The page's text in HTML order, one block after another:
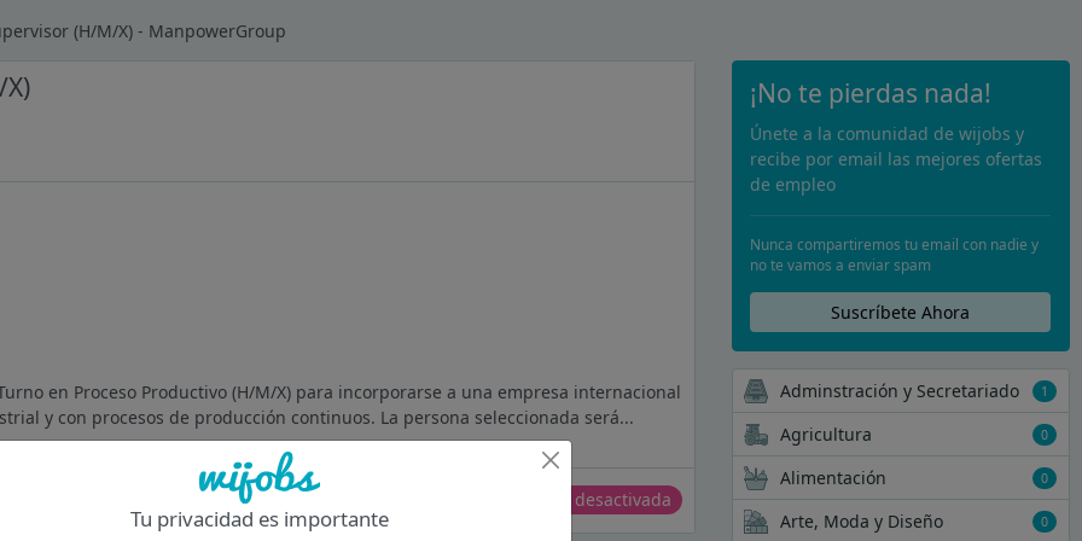
(H/M/X) - ManpowerGroup
en Proceso Productivo (H/M/X) para incorporarse a una empresa internacional
y con procesos de producción continuos. La persona seleccionada será...
Oferta desactivada
¡No te pierdas nada!
Únete a la comunidad de wijobs y
recibe por email las mejores ofertas
de empleo
Nunca compartiremos tu email con nadie y
no te vamos a enviar spam
Suscríbete Ahora
Adminstración y Secretariado 1
Agricultura 0
Alimentación 0
Arte, Moda y Diseño 0
Tu privacidad es importante